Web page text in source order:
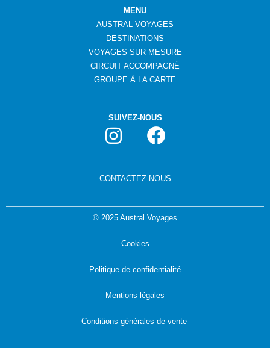
MENU
AUSTRAL VOYAGES
DESTINATIONS
VOYAGES SUR MESURE
CIRCUIT ACCOMPAGNÉ
GROUPE À LA CARTE
SUIVEZ-NOUS
CONTACTEZ-NOUS
© 2025 Austral Voyages
Cookies
Politique de confidentialité
Mentions légales
Conditions générales de vente